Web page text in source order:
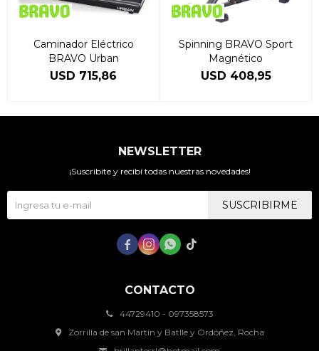
Caminador Eléctrico
BRAVO Urban
USD 715,86
Spinning BRAVO Sport
Magnético
USD 408,95
CONTACTO
44729410 - 097358573
Zorrilla de san Martín y Batlle y Ordóñez, Rocha
NEWSLETTER
¡Suscribite y recibí todas nuestras novedades!
SUSCRIBIRME
   